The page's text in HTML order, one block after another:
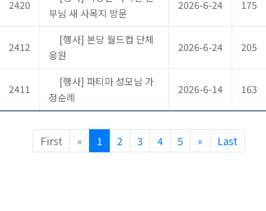
2420
부님 새 사목지 방문
2026-6-24 175
2412
[행사] 본당 월드컵 단체
응원
2026-6-24 205
2411
[행사] 파티마 성모님 가
정순례
2026-6-14 163
First « Previous
1 2 3 4 5 » NextLast